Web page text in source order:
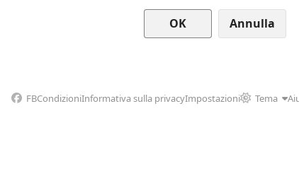
Annulla
FBCondizioniInformativa sulla privacyImpostazioni Tema